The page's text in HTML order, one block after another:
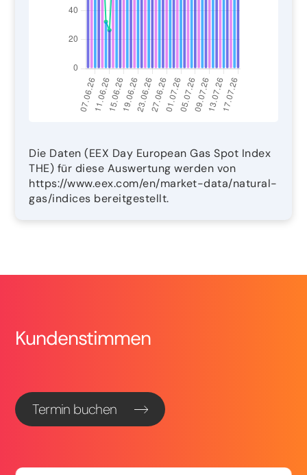
Die Daten (EEX Day European Gas Spot Index
THE) für diese Auswertung werden von
https://www.eex.com/en/market-data/natural-
gas/indices bereitgestellt.
Kundenstimmen
Termin buchen